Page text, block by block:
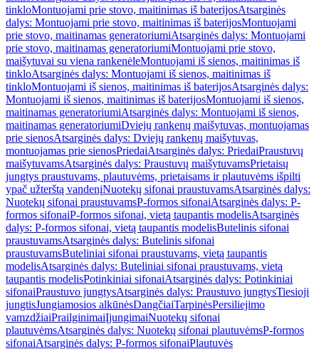
tinkloMontuojami prie stovo, maitinimas iš baterijosAtsarginės
dalys: Montuojami prie stovo, maitinimas iš baterijosMontuojami
prie stovo, maitinamas generatoriumiAtsarginės dalys: Montuojami
prie stovo, maitinamas generatoriumiMontuojami prie stovo,
maišytuvai su viena rankenėleMontuojami iš sienos, maitinimas iš
tinkloAtsarginės dalys: Montuojami iš sienos, maitinimas iš
tinkloMontuojami iš sienos, maitinimas iš baterijosAtsarginės dalys:
Montuojami iš sienos, maitinimas iš baterijosMontuojami iš sienos,
maitinamas generatoriumiAtsarginės dalys: Montuojami iš sienos,
maitinamas generatoriumiDviejų rankenų maišytuvas, montuojamas
prie sienosAtsarginės dalys: Dviejų rankenų maišytuvas,
montuojamas prie sienosPriedaiAtsarginės dalys: PriedaiPraustuvų
maišytuvamsAtsarginės dalys: Praustuvų maišytuvamsPrietaisų
jungtys praustuvams, plautuvėms, prietaisams ir plautuvėms išpilti
ypač užterštą vandenįNuotekų sifonai praustuvamsAtsarginės dalys:
Nuotekų sifonai praustuvamsP-formos sifonaiAtsarginės dalys: P-
formos sifonaiP-formos sifonai, vietą taupantis modelisAtsarginės
dalys: P-formos sifonai, vietą taupantis modelisButelinis sifonai
praustuvamsAtsarginės dalys: Butelinis sifonai
praustuvamsButeliniai sifonai praustuvams, vietą taupantis
modelisAtsarginės dalys: Buteliniai sifonai praustuvams, vietą
taupantis modelisPotinkiniai sifonaiAtsarginės dalys: Potinkiniai
sifonaiPraustuvo jungtysAtsarginės dalys: Praustuvo jungtysTiesioji
jungtisJungiamosios alkūnėsDangčiaiTarpinėsPersiliejimo
vamzdžiaiPrailginimaiĮjungimaiNuotekų sifonai
plautuvėmsAtsarginės dalys: Nuotekų sifonai plautuvėmsP-formos
sifonaiAtsarginės dalys: P-formos sifonaiPlautuvės